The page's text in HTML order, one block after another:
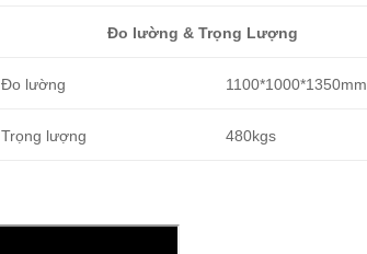
Đo lường & Trọng Lượng
Đo lường 1100*1000*1350mm
Trọng lượng 480kgs